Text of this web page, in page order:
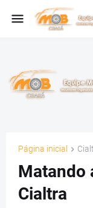
Página inicial
Matando
Cialtra